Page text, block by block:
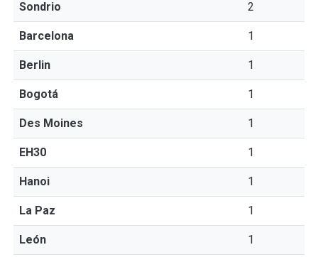
Sondrio 2
Barcelona 1
Berlin 1
Bogotá 1
Des Moines 1
EH30 1
Hanoi 1
La Paz 1
León 1